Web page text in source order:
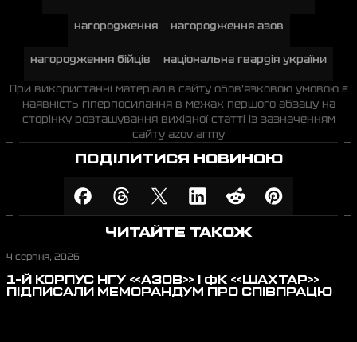
нагородження нагородження азов
нагородження бійців національна гвардія україни
При використанні матеріалів сайту обов'язковою умовою є
наявність гіперпосилання в межах першого абзацу на
сторінку розташування вихідної статті із зазначенням
сайту azov.army
ПОДІЛИТИСЯ НОВИНОЮ
ЧИТАЙТЕ ТАКОЖ
4 серпня, 2026
1-Й КОРПУС НГУ «АЗОВ» І ФК «ШАХТАР»
ПІДПИСАЛИ МЕМОРАНДУМ ПРО СПІВПРАЦЮ